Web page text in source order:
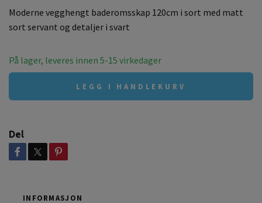
Moderne vegghengt baderomsskap 120cm i sort med matt
sort servant og detaljer i svart
På lager, leveres innen 5-15 virkedager
LEGG I HANDLEKURV
Del
INFORMASJON